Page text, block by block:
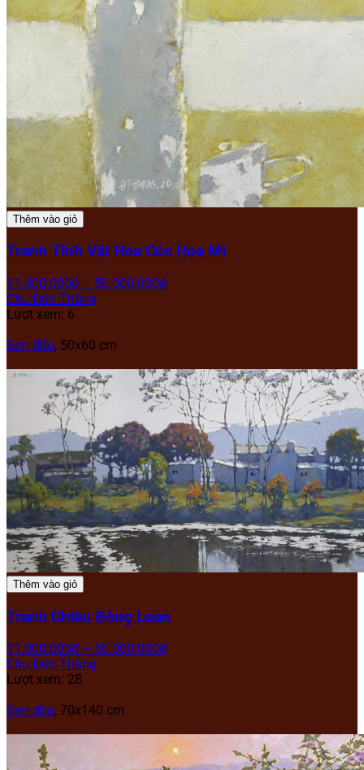
Thêm vào giỏ
Tranh Tĩnh Vật Hoa Cúc Họa Mi
11.000.000₫ – 50.000.000₫
Chu Đức Thắng
Lượt xem: 6
Sơn dầu, 50x60 cm
Thêm vào giỏ
Tranh Chiều Đông Loan
11.000.000₫ – 50.000.000₫
Chu Đức Thắng
Lượt xem: 28
Sơn dầu, 70x140 cm